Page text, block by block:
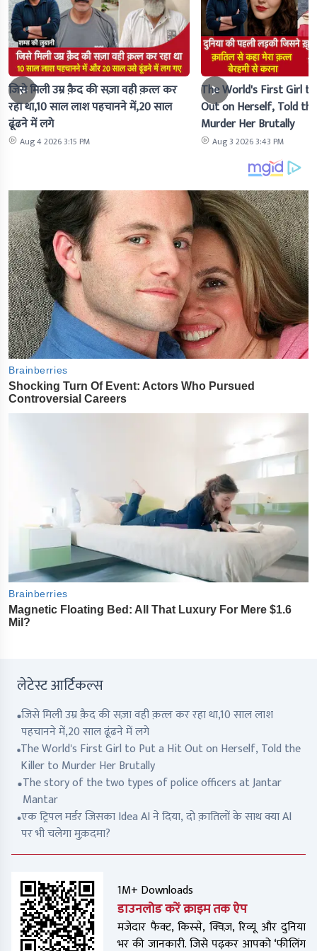
जिसे मिली उम्र क़ैद की सज़ा वही क़त्ल कर
रहा था,10 साल लाश पहचानने में,20 साल
ढूंढने में लगे
Aug 4 2026 3:15 PM
The World's First Girl
Out on Herself, Told
Murder Her Brutally
Aug 3 2026 3:43 PM
लेटेस्ट आर्टिकल्स
जिसे मिली उम्र क़ैद की सज़ा वही क़त्ल कर रहा था,10 साल लाश
पहचानने में,20 साल ढूंढने में लगे
The World's First Girl to Put a Hit Out on Herself, Told the
Killer to Murder Her Brutally
The story of the two types of police officers at Jantar
Mantar
एक ट्रिपल मर्डर जिसका Idea AI ने दिया, दो क़ातिलों के साथ क्या AI
पर भी चलेगा मुक़दमा?
1M+ Downloads
डाउनलोड करें क्राइम तक ऐप
मजेदार फैक्ट, किस्से, क्विज़, रिव्यू और दुनिया
भर की जानकारी. जिसे पढ़कर आपको ‘फीलिंग